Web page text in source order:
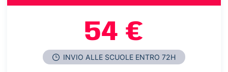
54 €
INVIO ALLE SCUOLE ENTRO 72H